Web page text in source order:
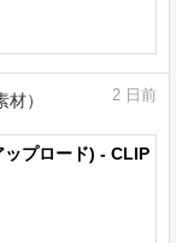
） 2 日前
ップロード) - CLIP